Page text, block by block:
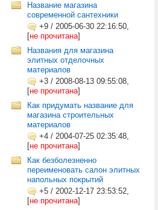
Название магазина
современной сантехники
+9 / 2005-06-30 22:16:50,
[не прочитана]
Названия для магазина
элитных отделочных
материалов
+3 / 2008-08-13 09:55:08,
[не прочитана]
Как придумать название для
магазина строительных
материалов
+4 / 2004-07-25 02:35:48,
[не прочитана]
Как безболезненно
переименовать салон элитных
напольных покрытий
+5 / 2002-12-17 23:53:52,
[не прочитана]